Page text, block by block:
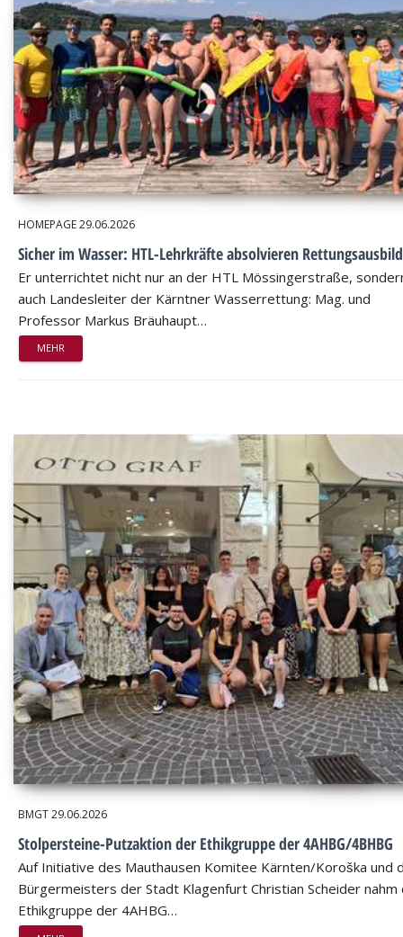
HOMEPAGE29.06.2026
Sicher im Wasser: HTL-Lehrkräfte absolvieren
Er unterrichtet nicht nur an der HTL Mössingerstraße,
auch Landesleiter der Kärntner Wasserrettung: Mag. und
Professor Markus Bräuhaupt…
MEHR
BMGT29.06.2026
Stolpersteine-Putzaktion der Ethikgruppe der 4AHBG/4BHBG
Auf Initiative des Mauthausen Komitee Kärnten/Koroška und
Bürgermeisters der Stadt Klagenfurt Christian Scheider nahm
Ethikgruppe der 4AHBG…